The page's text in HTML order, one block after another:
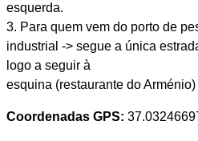
esquerda.
3. Para quem vem do porto de
industrial -> segue a única
logo a seguir à
esquina (restaurante do
Coordenadas GPS: